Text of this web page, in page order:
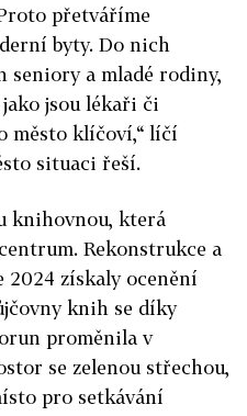
přetváříme
byty. Do nich
seniory a mladé rodiny,
jako jsou lékaři či
město klíčoví,“ líčí
situaci řeší.
knihovnou, která
Rekonstrukce a
získaly ocenění
knih se díky
proměnila v
se zelenou střechou,
pro setkávání